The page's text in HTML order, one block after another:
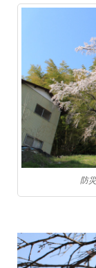
防